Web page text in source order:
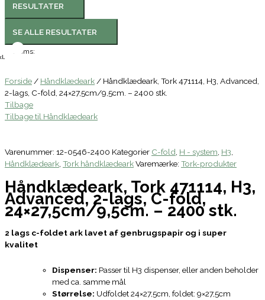
RESULTATER
SE ALLE RESULTATER
Moms:
Forside/ Håndklædeark/ Håndklædeark, Tork 471114, H3, Advanced,
2-lags, C-fold, 24×27,5cm/9,5cm. – 2400 stk.
Tilbage
Tilbage til Håndklædeark
Varenummer: 12-0546-2400 Kategorier C-fold, H - system, H3,
Håndklædeark, Tork håndklædearkVaremærke: Tork-produkter
Håndklædeark, Tork 471114, H3,
Advanced, 2-lags, C-fold,
24×27,5cm/9,5cm. – 2400 stk.
2 lags c-foldet ark lavet af genbrugspapir og i super
kvalitet
Dispenser: Passer til H3 dispenser, eller anden beholder
med ca. samme mål
Størrelse: Udfoldet 24×27,5cm, foldet: 9×27,5cm